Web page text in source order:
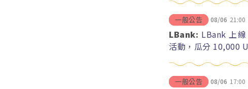
一般公告 08/06 21:00
LBank: LBank 上
活動，瓜分 10,000
一般公告 08/06 17:00